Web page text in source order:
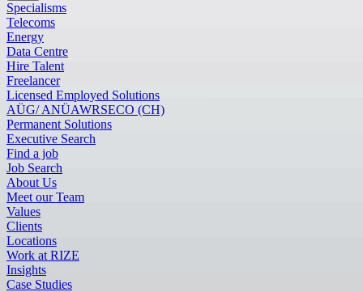
Specialisms
Telecoms
Energy
Data Centre
Hire Talent
Freelancer
Licensed Employed Solutions
AÜG/ ANÜAWRSECO (CH)
Permanent Solutions
Executive Search
Find a job
Job Search
About Us
Meet our Team
Values
Clients
Locations
Work at RIZE
Insights
Case Studies